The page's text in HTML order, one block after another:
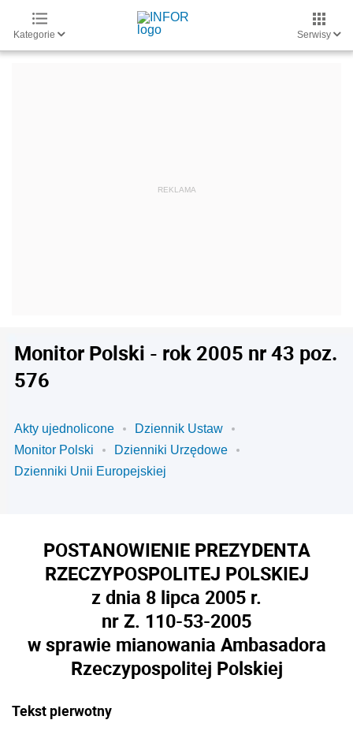
Kategorie Serwisy
Monitor Polski - rok 2005 nr 43 poz.
576
Akty ujednolicone
Dziennik Ustaw
Monitor Polski
Dzienniki Urzędowe
Dzienniki Unii Europejskiej
POSTANOWIENIE PREZYDENTA
RZECZYPOSPOLITEJ POLSKIEJ
z dnia 8 lipca 2005 r.
nr Z. 110-53-2005
w sprawie mianowania Ambasadora
Rzeczypospolitej Polskiej
Tekst pierwotny